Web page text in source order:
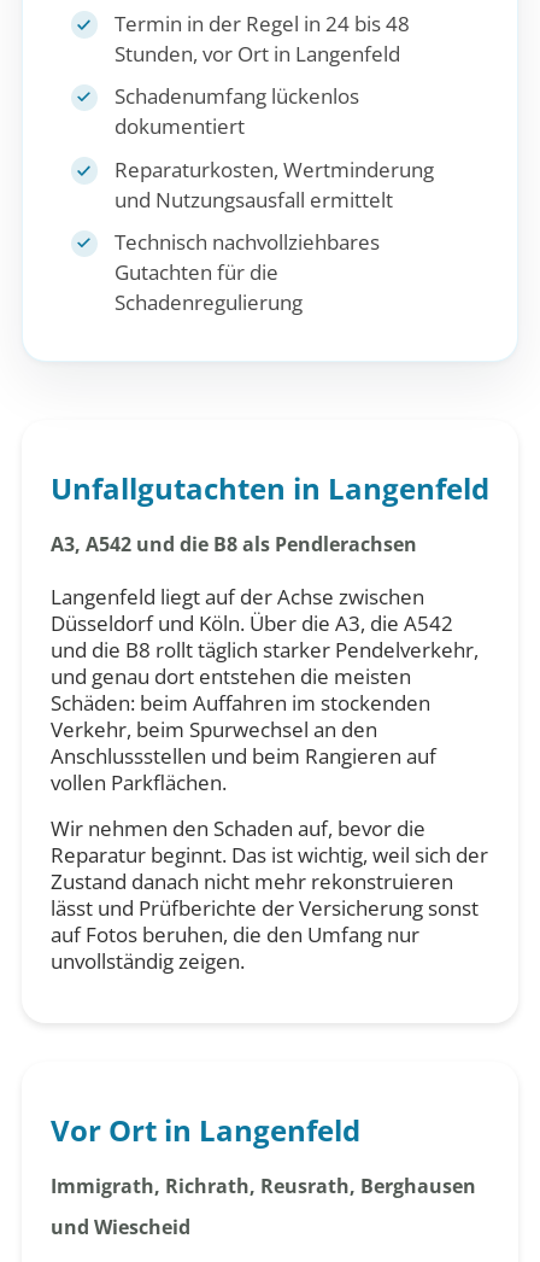
Termin in der Regel in 24 bis 48
Stunden, vor Ort in Langenfeld
Schadenumfang lückenlos
dokumentiert
Reparaturkosten, Wertminderung
und Nutzungsausfall ermittelt
Technisch nachvollziehbares
Gutachten für die
Schadenregulierung
Unfallgutachten in Langenfeld
A3, A542 und die B8 als Pendlerachsen
Langenfeld liegt auf der Achse zwischen
Düsseldorf und Köln. Über die A3, die A542
und die B8 rollt täglich starker Pendelverkehr,
und genau dort entstehen die meisten
Schäden: beim Auffahren im stockenden
Verkehr, beim Spurwechsel an den
Anschlussstellen und beim Rangieren auf
vollen Parkflächen.
Wir nehmen den Schaden auf, bevor die
Reparatur beginnt. Das ist wichtig, weil sich der
Zustand danach nicht mehr rekonstruieren
lässt und Prüfberichte der Versicherung sonst
auf Fotos beruhen, die den Umfang nur
unvollständig zeigen.
Vor Ort in Langenfeld
Immigrath, Richrath, Reusrath, Berghausen
und Wiescheid